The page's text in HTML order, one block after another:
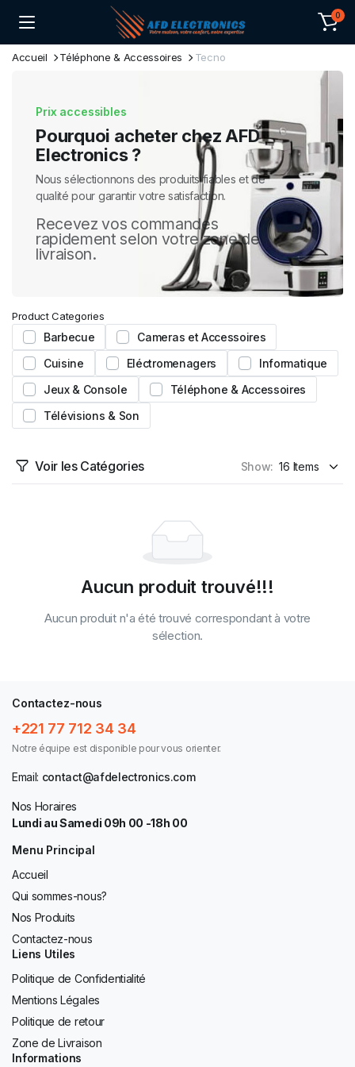
0
Accueil Téléphone & Accessoires Tecno
Prix accessibles
Pourquoi acheter chez AFD
Electronics ?
Nous sélectionnons des produits fiables et de
qualité pour garantir votre satisfaction.
Recevez vos commandes
rapidement selon votre zone de
livraison.
Product Categories
Barbecue
Cameras et Accessoires
Cuisine
Eléctromenagers
Informatique
Jeux & Console
Téléphone & Accessoires
Télévisions & Son
Voir les Catégories Show:
Aucun produit trouvé!!!
Aucun produit n'a été trouvé correspondant à votre
sélection.
Contactez-nous
+221 77 712 34 34
Notre équipe est disponible pour vous orienter.
Email: contact@afdelectronics.com
Nos Horaires
Lundi au Samedi 09h 00 -18h 00
Menu Principal
Accueil
Qui sommes-nous?
Nos Produits
Contactez-nous
Liens Utiles
Politique de Confidentialité
Mentions Légales
Politique de retour
Zone de Livraison
Informations